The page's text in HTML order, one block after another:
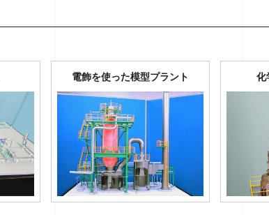
電飾を使った模型プラント 化